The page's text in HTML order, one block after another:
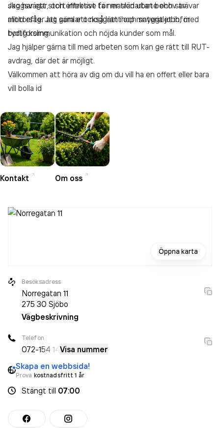
skogsvägar, och effektivt ta ner träd utan behov av
motorsåg. Jag samlar också lätt ihop materialet inför
bortforsling.
Jag har ett stort intresse för maskinarbete och strävar
alltid efter att göra ett noggrant och snyggt jobb, med
tydlig kommunikation och nöjda kunder som mål.
Jag hjälper gärna till med arbeten som kan ge rätt till RUT-
avdrag, där det är möjligt.
Välkommen att höra av dig om du vill ha en offert eller bara
vill bolla id
Kontakt Om oss
Öppna karta
Besöksadress
Norregatan 11
275 30 Sjöbo
Vägbeskrivning
Telefon
072-154 14 Visa nummer
Skapa en webbsida!
Prova kostnadsfritt 1 år
Stängt till 07:00